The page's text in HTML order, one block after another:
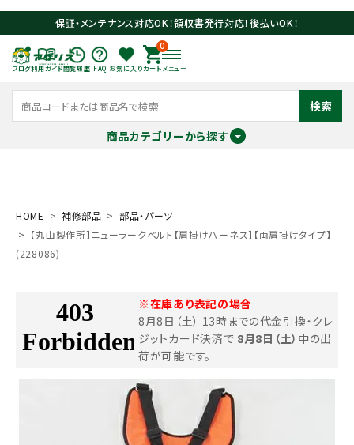
保証・メンテナンス対応OK！領収書発行対応！後払いOK！
ブログ利用ガイド閲覧履歴 FAQ お気に入り
0
カート メニュー
検索
商品カテゴリーから探す
search
HOME 補修部品
部品・パーツ
【丸山製作所】ニューラークベルト【肩掛けハーネス】【両肩掛けタイプ】
(228086)
※在庫あり表記の場合
8月8日（土） 13時までの代金引換・クレ
ジットカード決済で 8月8日（土） 中の出
荷が可能です。